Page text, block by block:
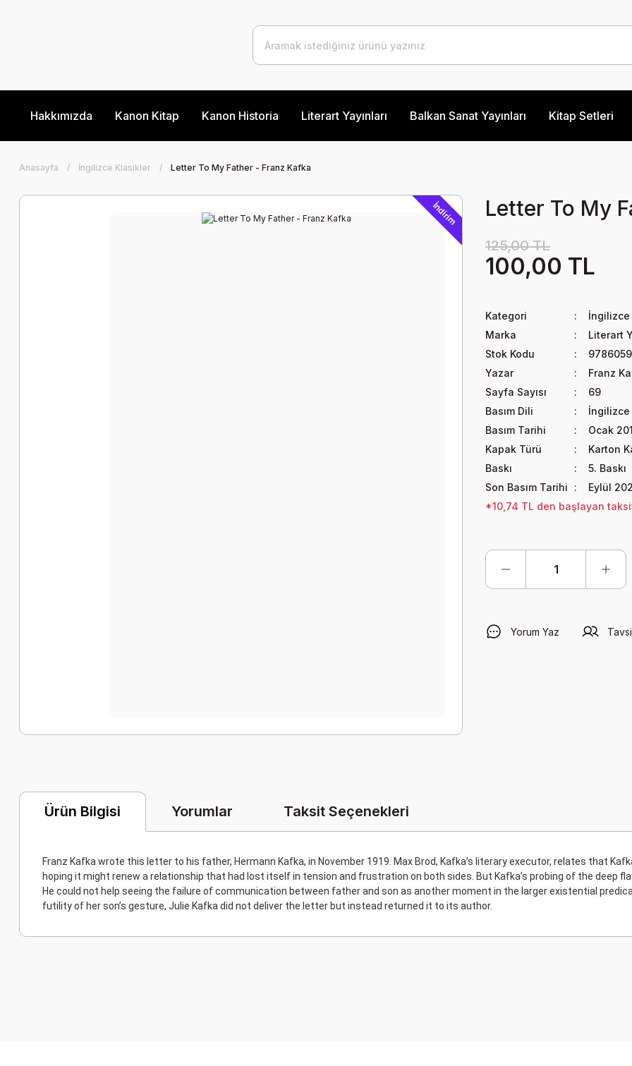
Hakkımızda Kanon Kitap Kanon Historia Literart Yayınları Balkan Sanat Yayınları Kitap Setleri
Anasayfa İngilizce Klasikler Letter To My Father - Franz Kafka
İndirim Letter To My
125,00 TL
100,00 TL
Kategori
Marka
Literart
Stok Kodu
Yazar
Franz
Sayfa Sayısı
69
Basım Dili
İngilizce
Basım Tarihi
Ocak
Kapak Türü
Karton
Baskı
5. Baskı
Son Basım Tarihi
Eylül
*10,74 TL den başlayan
Yorum Yaz
Ürün Bilgisi Yorumlar Taksit Seçenekleri
Franz Kafka wrote this letter to his father, Hermann Kafka, in November 1919. Max Brod, Kafka’s literary executor, relates that
hoping it might renew a relationship that had lost itself in tension and frustration on both sides. But Kafka’s probing of the deep
He could not help seeing the failure of communication between father and son as another moment in the larger existential
futility of her son’s gesture, Julie Kafka did not deliver the letter but instead returned it to its author.